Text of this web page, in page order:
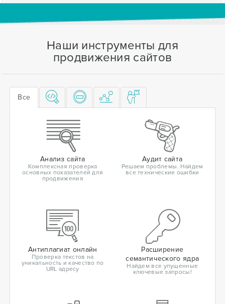
Наши инструменты для
продвижения сайтов
Все
Анализ сайта
Комплексная проверка
основных показателей для
продвижения
Аудит сайта
Решаем проблемы. Найдем
все технические ошибки
Антиплагиат онлайн
Проверка текстов на
уникальность и качество по
URL адресу
Расширение
семантического ядра
Найдем все упущенные
ключевые запросы!